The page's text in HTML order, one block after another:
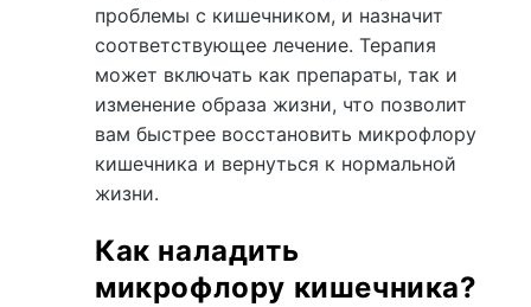
проблемы с кишечником, и назначит
соответствующее лечение. Терапия
может включать как препараты, так и
изменение образа жизни, что позволит
вам быстрее восстановить микрофлору
кишечника и вернуться к нормальной
жизни.
Как наладить
микрофлору кишечника?